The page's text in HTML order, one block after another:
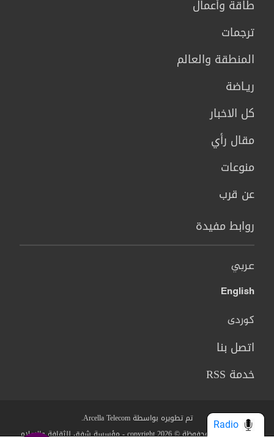
طاقة وأعمال
ترجمات
المنطقة والعالم
ريـاضة
كل الاخبار
مقال رأي
منوعات
عن قرب
روابط مفيدة
عربي
English
کوردی
اتصل بنا
خدمة RSS
تم تطويره بواسطة Arcella Telecom.
جميع الحقوق محفوظة © copyright 2026 - مؤسسة شفق للثقافة والاعلام
Radio